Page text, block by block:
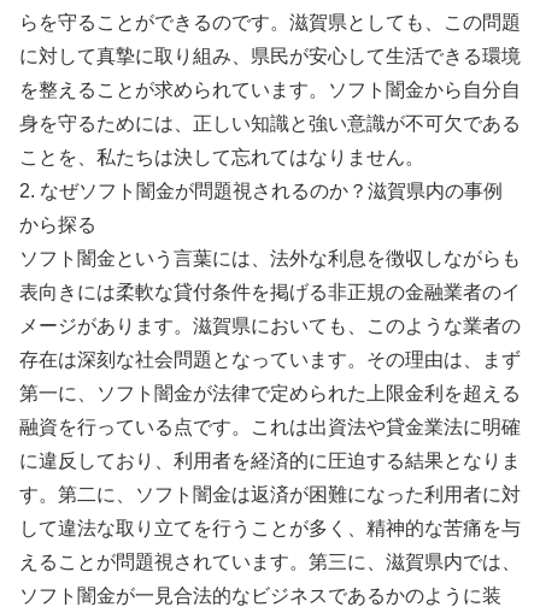
らを守ることができるのです。滋賀県としても、この問題
に対して真摯に取り組み、県民が安心して生活できる環境
を整えることが求められています。ソフト闇金から自分自
身を守るためには、正しい知識と強い意識が不可欠である
ことを、私たちは決して忘れてはなりません。
2. なぜソフト闇金が問題視されるのか？滋賀県内の事例
から探る
ソフト闇金という言葉には、法外な利息を徴収しながらも
表向きには柔軟な貸付条件を掲げる非正規の金融業者のイ
メージがあります。滋賀県においても、このような業者の
存在は深刻な社会問題となっています。その理由は、まず
第一に、ソフト闇金が法律で定められた上限金利を超える
融資を行っている点です。これは出資法や貸金業法に明確
に違反しており、利用者を経済的に圧迫する結果となりま
す。第二に、ソフト闇金は返済が困難になった利用者に対
して違法な取り立てを行うことが多く、精神的な苦痛を与
えることが問題視されています。第三に、滋賀県内では、
ソフト闇金が一見合法的なビジネスであるかのように装